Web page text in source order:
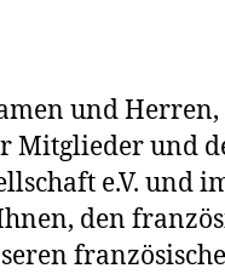
und Herren,
Mitglieder und
e.V. und
den